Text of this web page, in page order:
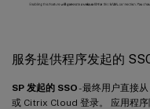
服务提供程序发起的
SP 发起的 SSO- 最终用户直接
或 Citrix Cloud 登录。 应用程序